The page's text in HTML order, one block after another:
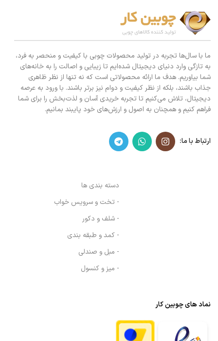
ما با سال‌ها تجربه در تولید محصولات چوبی با کیفیت و منحصر به فرد،
به تازگی وارد دنیای دیجیتال شده‌ایم تا زیبایی و اصالت را به خانه‌های
شما بیاوریم. هدف ما ارائه محصولاتی است که نه تنها از نظر ظاهری
جذاب باشند، بلکه از نظر کیفیت و دوام نیز برتر باشند. با ورود به عرصه
دیجیتال، تلاش می‌کنیم تا تجربه خریدی آسان و لذت‌بخش را برای شما
فراهم کنیم و همچنان به اصول و ارزش‌های خود پایبند بمانیم.
ارتباط با ما:
دسته بندی ها
- تخت و سرویس خواب
- شلف و دکور
- کمد و طبقه بندی
- مبل و صندلی
- میز و کنسول
نماد های چوبین کار